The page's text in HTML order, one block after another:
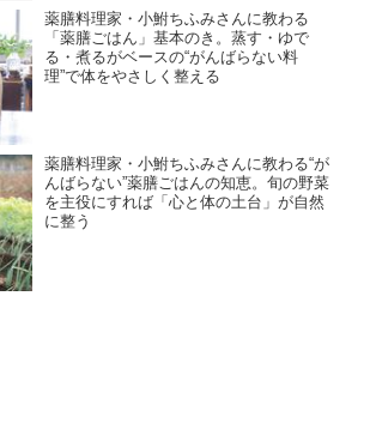
薬膳料理家・小鮒ちふみさんに教わる
「薬膳ごはん」基本のき。蒸す・ゆで
る・煮るがベースの“がんばらない料
理”で体をやさしく整える
薬膳料理家・小鮒ちふみさんに教わる“が
んばらない”薬膳ごはんの知恵。旬の野菜
を主役にすれば「心と体の土台」が自然
に整う